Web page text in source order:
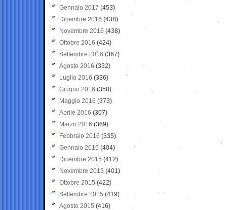
Gennaio 2017 (453)
Dicembre 2016 (438)
Novembre 2016 (438)
Ottobre 2016 (424)
Settembre 2016 (367)
Agosto 2016 (332)
Luglio 2016 (336)
Giugno 2016 (358)
Maggio 2016 (373)
Aprile 2016 (307)
Marzo 2016 (369)
Febbraio 2016 (335)
Gennaio 2016 (404)
Dicembre 2015 (412)
Novembre 2015 (401)
Ottobre 2015 (422)
Settembre 2015 (419)
Agosto 2015 (416)